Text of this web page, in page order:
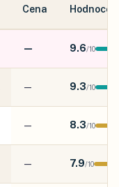
Cena
— 9.6/10
— 9.3/10
— 8.3/10
— 7.9/10